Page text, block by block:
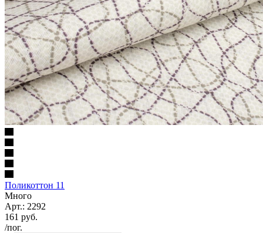
Поликоттон 11
Много
Арт.: 2292
161 руб.
/пог.